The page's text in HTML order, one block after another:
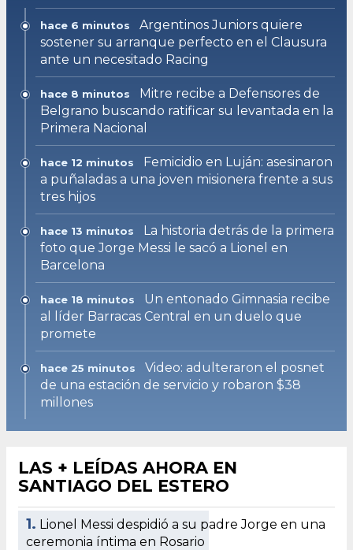
hace 6 minutos
Argentinos Juniors quiere
sostener su arranque perfecto en el Clausura
ante un necesitado Racing
hace 8 minutos
Mitre recibe a Defensores de
Belgrano buscando ratificar su levantada en la
Primera Nacional
hace 12 minutos
Femicidio en Luján: asesinaron
a puñaladas a una joven misionera frente a sus
tres hijos
hace 13 minutos
La historia detrás de la primera
foto que Jorge Messi le sacó a Lionel en
Barcelona
hace 18 minutos
Un entonado Gimnasia recibe
al líder Barracas Central en un duelo que
promete
hace 25 minutos
Video: adulteraron el posnet
de una estación de servicio y robaron $38
millones
LAS + LEÍDAS AHORA EN
SANTIAGO DEL ESTERO
1. Lionel Messi despidió a su padre Jorge en una
ceremonia íntima en Rosario